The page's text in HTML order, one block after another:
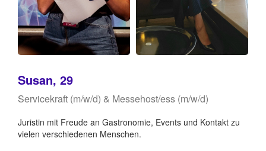
Susan, 29
Servicekraft (m/w/d) & Messehost/ess (m/w/d)
Juristin mit Freude an Gastronomie, Events und Kontakt zu
vielen verschiedenen Menschen.